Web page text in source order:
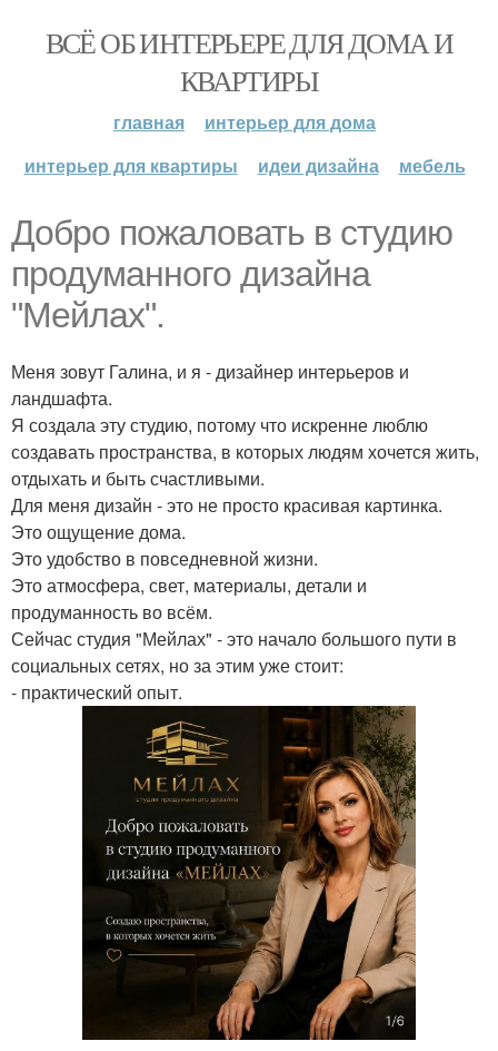
ВСЁ ОБ ИНТЕРЬЕРЕ ДЛЯ ДОМА И
КВАРТИРЫ
главная
интерьер для дома
интерьер для квартиры
идеи дизайна мебель
Добро пожаловать в студию
продуманного дизайна
"Мейлах".
Меня зовут Галина, и я - дизайнер интерьеров и
ландшафта.
Я создала эту студию, потому что искренне люблю
создавать пространства, в которых людям хочется жить,
отдыхать и быть счастливыми.
Для меня дизайн - это не просто красивая картинка.
Это ощущение дома.
Это удобство в повседневной жизни.
Это атмосфера, свет, материалы, детали и
продуманность во всём.
Сейчас студия "Мейлах" - это начало большого пути в
социальных сетях, но за этим уже стоит:
- практический опыт.